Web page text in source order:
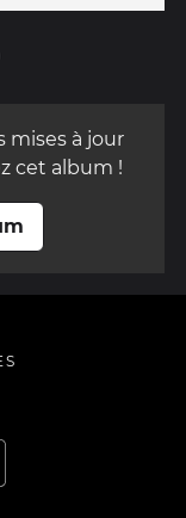
mises à jour
cet album !